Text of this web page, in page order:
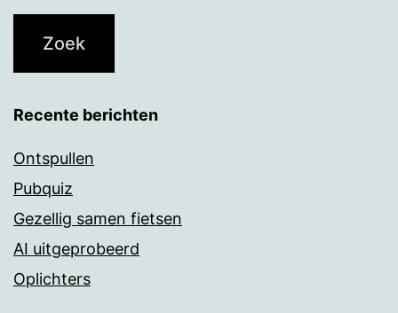
Recente berichten
Ontspullen
Pubquiz
Gezellig samen fietsen
AI uitgeprobeerd
Oplichters